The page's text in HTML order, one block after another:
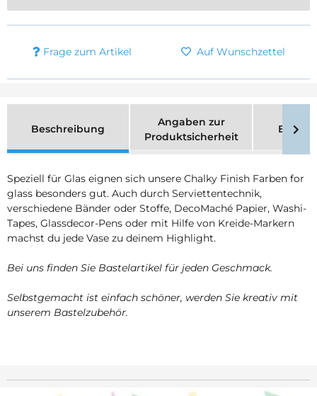
Frage zum Artikel Auf Wunschzettel
Beschreibung
Angaben zur
Produktsicherheit
Speziell für Glas eignen sich unsere Chalky Finish Farben for
glass besonders gut. Auch durch Serviettentechnik,
verschiedene Bänder oder Stoffe, DecoMaché Papier, Washi-
Tapes, Glassdecor-Pens oder mit Hilfe von Kreide-Markern
machst du jede Vase zu deinem Highlight.
Bei uns finden Sie Bastelartikel für jeden Geschmack.
Selbstgemacht ist einfach schöner, werden Sie kreativ mit
unserem Bastelzubehör.